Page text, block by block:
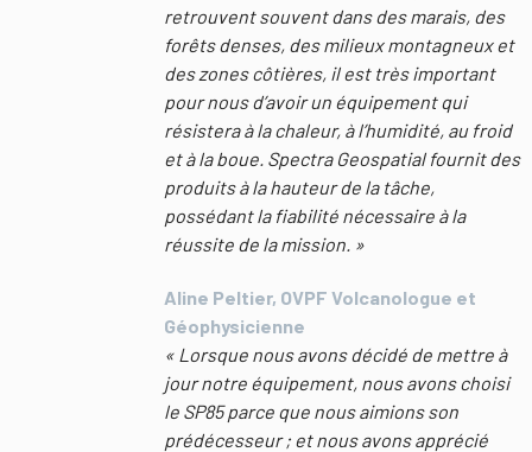
retrouvent souvent dans des marais, des
forêts denses, des milieux montagneux et
des zones côtières, il est très important
pour nous d’avoir un équipement qui
résistera à la chaleur, à l’humidité, au froid
et à la boue. Spectra Geospatial fournit des
produits à la hauteur de la tâche,
possédant la fiabilité nécessaire à la
réussite de la mission. »
Aline Peltier, OVPF Volcanologue et
Géophysicienne
« Lorsque nous avons décidé de mettre à
jour notre équipement, nous avons choisi
le SP85 parce que nous aimions son
prédécesseur ; et nous avons apprécié